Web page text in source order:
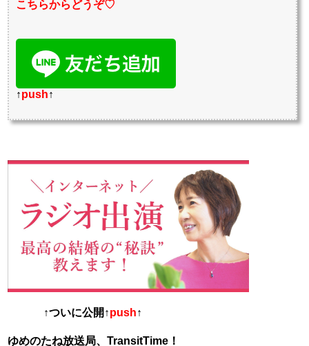
こちらからどうぞ♡
↑push↑
↑ついに公開↑push↑
ゆめのたね放送局、TransitTime！